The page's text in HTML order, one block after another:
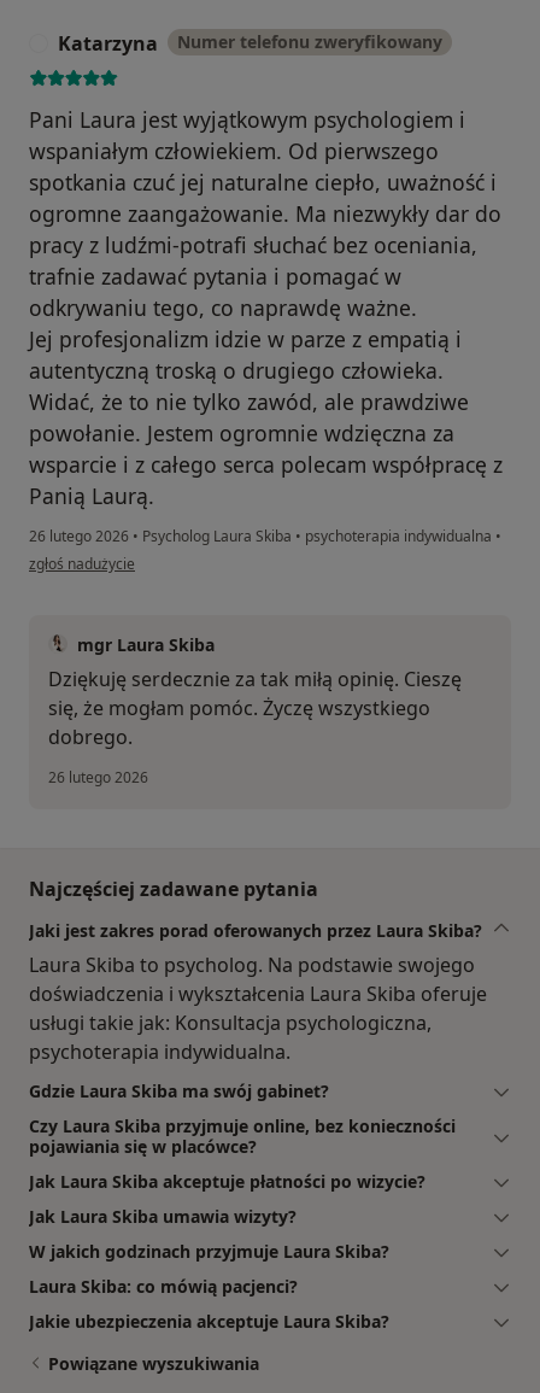
Katarzyna Numer telefonu zweryfikowany
Pani Laura jest wyjątkowym psychologiem i
wspaniałym człowiekiem. Od pierwszego
spotkania czuć jej naturalne ciepło, uważność i
ogromne zaangażowanie. Ma niezwykły dar do
pracy z ludźmi-potrafi słuchać bez oceniania,
trafnie zadawać pytania i pomagać w
odkrywaniu tego, co naprawdę ważne.
Jej profesjonalizm idzie w parze z empatią i
autentyczną troską o drugiego człowieka.
Widać, że to nie tylko zawód, ale prawdziwe
powołanie. Jestem ogromnie wdzięczna za
wsparcie i z całego serca polecam współpracę z
Panią Laurą.
26 lutego 2026 • Psycholog Laura Skiba • psychoterapia indywidualna •
w opinii użytkownika Katarzyna
zgłoś nadużycie
mgr Laura Skiba
Dziękuję serdecznie za tak miłą opinię. Cieszę
się, że mogłam pomóc. Życzę wszystkiego
dobrego.
26 lutego 2026
Najczęściej zadawane pytania
Jaki jest zakres porad oferowanych przez Laura Skiba?
Laura Skiba to psycholog. Na podstawie swojego
doświadczenia i wykształcenia Laura Skiba oferuje
usługi takie jak: Konsultacja psychologiczna,
psychoterapia indywidualna.
Gdzie Laura Skiba ma swój gabinet?
Czy Laura Skiba przyjmuje online, bez konieczności
pojawiania się w placówce?
Jak Laura Skiba akceptuje płatności po wizycie?
Jak Laura Skiba umawia wizyty?
W jakich godzinach przyjmuje Laura Skiba?
Laura Skiba: co mówią pacjenci?
Jakie ubezpieczenia akceptuje Laura Skiba?
Powiązane wyszukiwania